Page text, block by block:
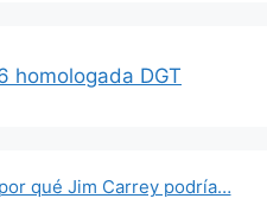
homologada DGT
qué Jim Carrey podría…